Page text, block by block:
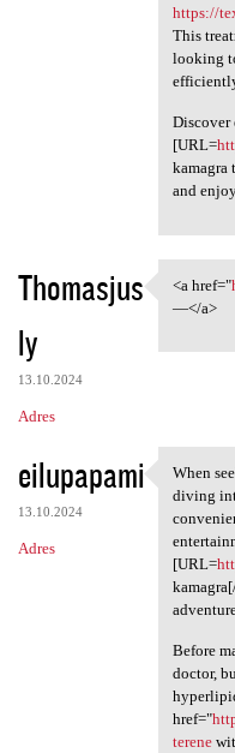
https://
This
looking
Discover
[URL=
kamagra
and
Thomasjus
ly
13.10.2024
Adres
<a
<a href="
—</a>
eilupapami
13.10.2024
Adres
When
When
diving
[URL=
Before
doctor,
href="
terene